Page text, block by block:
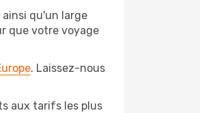
qu'un large
que votre voyage
. Laissez-nous
aux tarifs les plus